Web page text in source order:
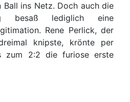
ins Netz. Doch auch die
besaß lediglich eine
Rene Perlick, der
knipste, krönte per
zum 2:2 die furiose erste